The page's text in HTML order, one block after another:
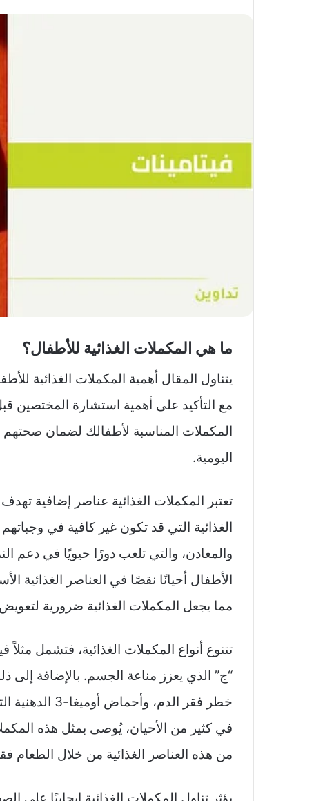
ما هي المكملات الغذائية للأطفال؟
مع التأكيد على أهمية استشارة المختصين
المكملات المناسبة لأطفالك لضمان صحتهم
اليومية.
تعتبر المكملات الغذائية عناصر إضافية
الغذائية التي قد تكون غير كافية في
والمعادن، والتي تلعب دورًا حيويًا في دعم
الأطفال أحيانًا نقصًا في العناصر الغذائية
مما يجعل المكملات الغذائية ضرورية
تتنوع أنواع المكملات الغذائية، فتشمل
“ج” الذي يعزز مناعة الجسم. بالإضافة إلى
خطر فقر
في كثير من الأحيان، يُوصى بمثل هذه
من هذه العناصر الغذائية من خلال الطعام
يؤثر تناول المكملات الغذائية إيجابيًا على